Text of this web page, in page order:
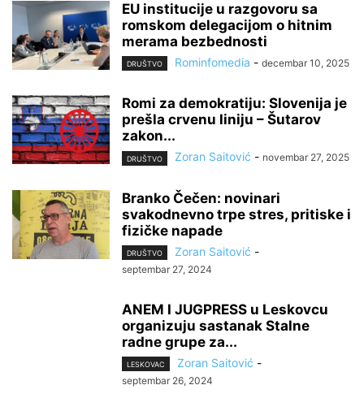
EU institucije u razgovoru sa
romskom delegacijom o hitnim
merama bezbednosti
DRUŠTVO Rominfomedia - decembar 10, 2025
Romi za demokratiju: Slovenija je
prešla crvenu liniju – Šutarov
zakon...
DRUŠTVO Zoran Saitović - novembar 27, 2025
Branko Čečen: novinari
svakodnevno trpe stres, pritiske i
fizičke napade
DRUŠTVO Zoran Saitović -
septembar 27, 2024
ANEM I JUGPRESS u Leskovcu
organizuju sastanak Stalne
radne grupe za...
LESKOVAC Zoran Saitović -
septembar 26, 2024